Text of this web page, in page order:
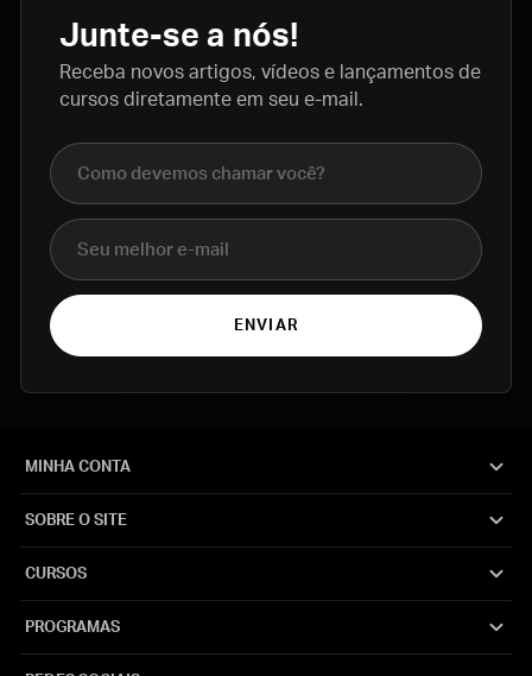
Junte-se a nós!
Receba novos artigos, vídeos e lançamentos de
cursos diretamente em seu e-mail.
Nome completo
E-mail
ENVIAR
MINHA CONTA
SOBRE O SITE
CURSOS
PROGRAMAS